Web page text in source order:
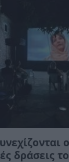
δράσεις